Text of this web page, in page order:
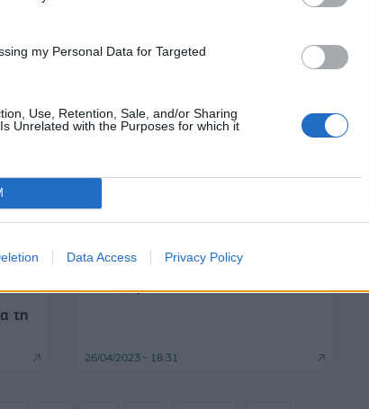
my Personal Data for Targeted
Use, Retention, Sale, and/or Sharing
Unrelated with the Purposes for which it
Data Access Privacy Policy
τη
ΠΟΛΙΤΙΚΗ
Αχτσιόγλου: Το πραγματικό
εισόδημα μειώνεται σε όλη τη
διακυβέρνηση της ΝΔ
26/04/2023 - 18:31